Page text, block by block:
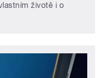
životě i o